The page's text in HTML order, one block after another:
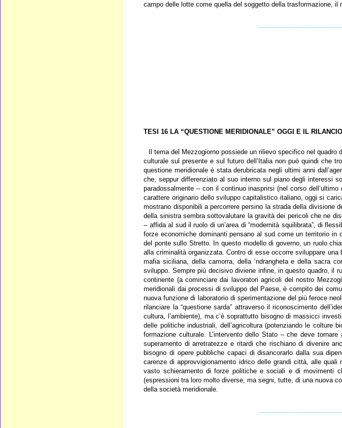
campo delle lotte come quella del soggetto della trasformazione,
TESI 16 LA “QUESTIONE MERIDIONALE” OGGI E IL
Il tema del Mezzogiorno possiede un rilievo specifico nel quadro
culturale sul presente e sul futuro dell’Italia non può quindi che
questione meridionale è stata derubricata negli ultimi anni
che, seppur differenziato al suo interno sul piano degli interessi
paradossalmente – con il continuo inasprirsi (nel corso
carattere originario dello sviluppo capitalistico italiano, oggi si
mostrano disponibili a percorrere persino la strada della divisione
della sinistra sembra sottovalutare la gravità dei pericoli che ne
– affida al sud il ruolo di un’area di “modernità squilibrata”, di
forze economiche dominanti pensano al sud come un territorio
del ponte sullo Stretto. In questo modello di governo, un ruolo
alla criminalità organizzata. Contro di esse occorre sviluppare
mafia siciliana, della camorra, della ‘ndrangheta e della sacra
sviluppo. Sempre più decisivo diviene infine, in questo quadro, il
continente (a cominciare dai lavoratori agricoli del nostro
meridionali dai processi di sviluppo del Paese, è compito dei
nuova funzione di laboratorio di sperimentazione del più feroce
rilanciare la “questione sarda” attraverso il riconoscimento
cultura, l’ambiente), ma c’è soprattutto bisogno di massicci
delle politiche industriali, dell’agricoltura (potenziando le colture
formazione culturale. L’intervento dello Stato – che deve
superamento di arretratezze e ritardi che rischiano di divenire
bisogno di opere pubbliche capaci di disancorarlo dalla sua
carenze di approvvigionamento idrico delle grandi città, alle
vasto schieramento di forze politiche e sociali e di movimenti
(espressioni tra loro molto diverse, ma segni, tutte, di una nuova
della società meridionale.